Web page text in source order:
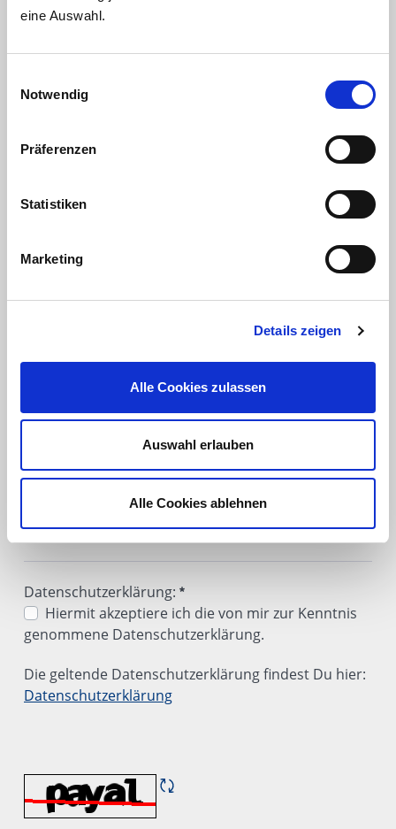
eine Auswahl.
Notwendig
Präferenzen
Statistiken
Marketing
Details zeigen
Alle Cookies zulassen
Auswahl erlauben
Alle Cookies ablehnen
PLZ / Ort:
Erforderlich
E-Mail:
E-Mail:
Nachricht:
Nachricht:
Eine kleine Bitte in eigener Sache: Könntest du uns
Internet (Bing)
Durch eine Messe/Veranstaltung
Durch eine Empfehlung
Anderweitig aufmerksam geworden
Eine kleine Bitte in eigener Sache: Könntest du uns
Erforderlich
Datenschutzerklärung:
Hiermit akzeptiere ich die von mir zur Kenntnis
genommene Datenschutzerklärung.
Erforderlich
Die geltende Datenschutzerklärung findest Du hier:
Datenschutzerklärung
Die geltende Datenschutzerklärung findest Du hier:
CAPTCHA neu laden